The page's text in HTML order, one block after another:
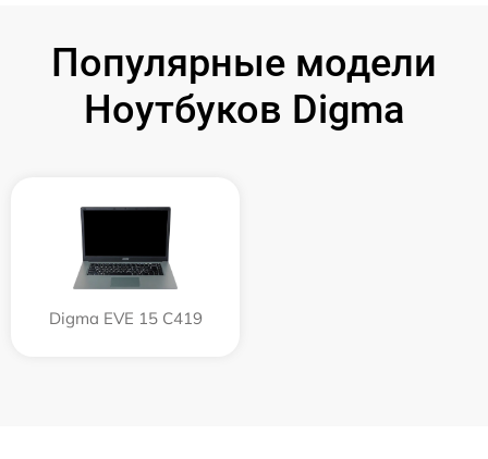
Популярные модели
Ноутбуков Digma
Digma EVE 15 C419